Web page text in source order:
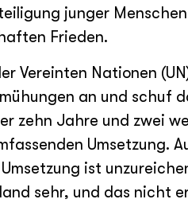
junger
Frieden.
Vereinten Nationen
an und schuf
zehn Jahre und zwei
Umsetzung.
ist
sehr, und das nicht